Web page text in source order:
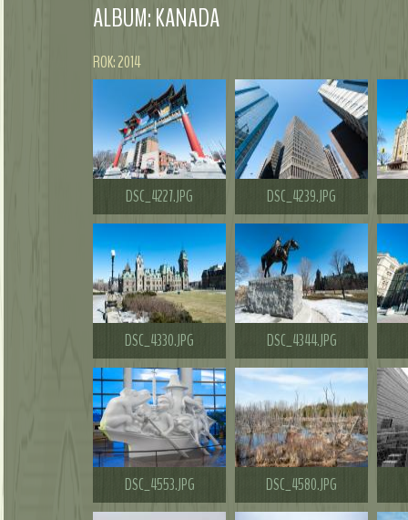
ALBUM: KANADA
ROK: 2014
DSC_4227.JPG DSC_4239.JPG
DSC_4330.JPG DSC_4344.JPG
DSC_4553.JPG DSC_4580.JPG